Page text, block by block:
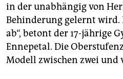
in der unabhängig von
Behinderung gelernt wird.
ab“, betont der 17-jährige
Ennepetal. Die
Modell zwischen zwei und